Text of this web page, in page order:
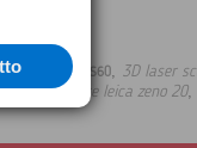
totale TS60, 3D laser
,palmare leica zeno 20,